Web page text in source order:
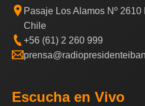
Pasaje Los Alamos Nº
Chile
+56 (61) 2 260 999
Escucha en Vivo